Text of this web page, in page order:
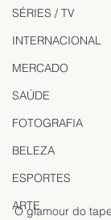
SÉRIES / TV
INTERNACIONAL
MERCADO
SAÚDE
FOTOGRAFIA
BELEZA
ESPORTES
ARTE
O glamour do